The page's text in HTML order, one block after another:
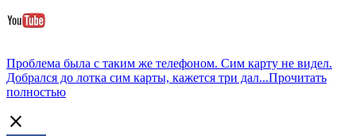
Проблема была с таким же телефоном. Сим карту не видел.
Добрался до лотка сим карты, кажется три дал...Прочитать
полностью
close